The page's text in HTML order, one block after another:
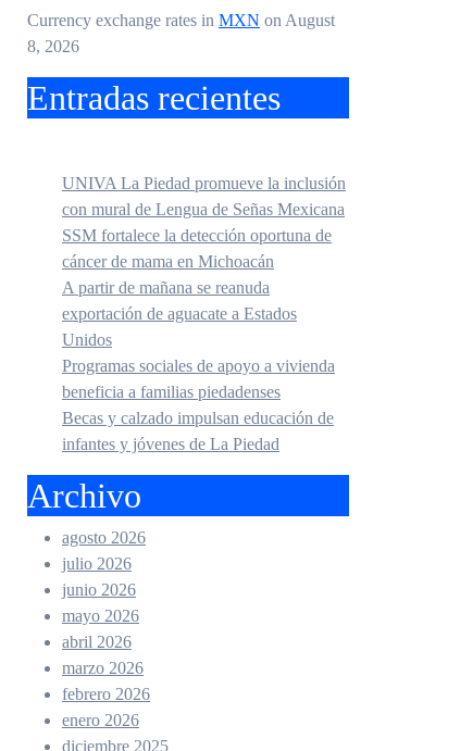
Currency exchange rates in MXN on August
8, 2026
Entradas recientes
UNIVA La Piedad promueve la inclusión
con mural de Lengua de Señas Mexicana
SSM fortalece la detección oportuna de
cáncer de mama en Michoacán
A partir de mañana se reanuda
exportación de aguacate a Estados
Unidos
Programas sociales de apoyo a vivienda
beneficia a familias piedadenses
Becas y calzado impulsan educación de
infantes y jóvenes de La Piedad
Archivo
agosto 2026
julio 2026
junio 2026
mayo 2026
abril 2026
marzo 2026
febrero 2026
enero 2026
diciembre 2025